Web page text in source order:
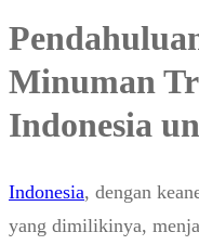
Minuman
Indonesia
Indonesia, dengan
yang dimilikinya,